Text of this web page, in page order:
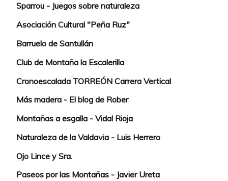
Sparrou - Juegos sobre naturaleza
Asociación Cultural "Peña Ruz"
Barruelo de Santullán
Club de Montaña la Escalerilla
Cronoescalada TORREÓN Carrera Vertical
Más madera - El blog de Rober
Montañas a esgalla - Vidal Rioja
Naturaleza de la Valdavia - Luis Herrero
Ojo Lince y Sra.
Paseos por las Montañas - Javier Ureta